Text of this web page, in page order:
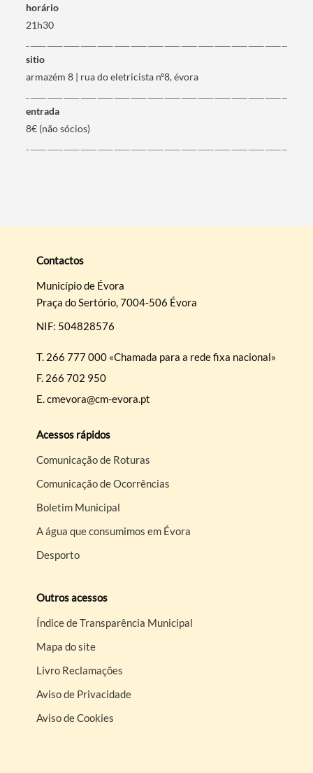
horário
21h30
sitio
armazém 8 | rua do eletricista nº8, évora
entrada
8€ (não sócios)
Contactos
Município de Évora
Praça do Sertório, 7004-506 Évora
NIF: 504828576
T. 266 777 000 «Chamada para a rede fixa nacional»
F. 266 702 950
E.cmevora@cm-evora.pt
Acessos rápidos
Comunicação de Roturas
Comunicação de Ocorrências
Boletim Municipal
A água que consumimos em Évora
Desporto
Outros acessos
Índice de Transparência Municipal
Mapa do site
Livro Reclamações
Aviso de Privacidade
Aviso de Cookies